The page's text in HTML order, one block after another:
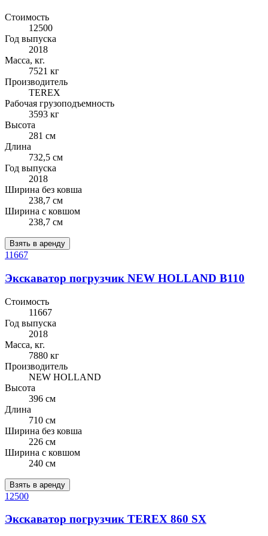
Стоимость
12500
Год выпуска
2018
Масса, кг.
7521 кг
Производитель
TEREX
Рабочая грузоподъемность
3593 кг
Высота
281 см
Длина
732,5 см
Год выпуска
2018
Ширина без ковша
238,7 см
Ширина с ковшом
238,7 см
Взять в аренду
11667
Экскаватор погрузчик NEW HOLLAND B110
Стоимость
11667
Год выпуска
2018
Масса, кг.
7880 кг
Производитель
NEW HOLLAND
Высота
396 см
Длина
710 см
Ширина без ковша
226 см
Ширина с ковшом
240 см
Взять в аренду
12500
Экскаватор погрузчик TEREX 860 SX